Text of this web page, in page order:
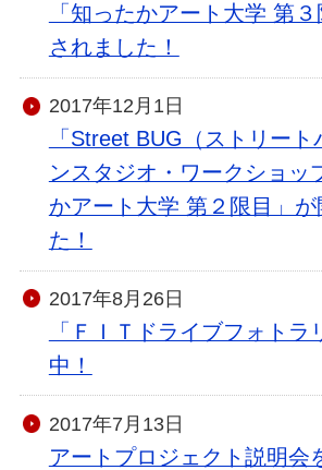
「知ったかアート大学 第
されました！
2017年12月1日
「Street BUG（ストリー
ンスタジオ・ワークショッ
かアート大学 第２限目」が
た！
2017年8月26日
「ＦＩＴドライブフォトラ
中！
2017年7月13日
アートプロジェクト説明会